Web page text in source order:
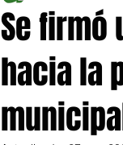
Se firmó
hacia la